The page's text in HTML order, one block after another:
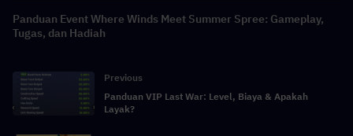
Panduan Event Where Winds Meet Summer Spree: Gameplay,
Tugas, dan Hadiah
Previous
Panduan VIP Last War: Level, Biaya & Apakah
Layak?